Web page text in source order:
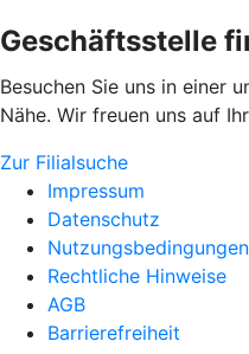
Geschäftsstelle
Besuchen Sie uns in einer
Nähe. Wir freuen uns auf
Zur Filialsuche
Impressum
Datenschutz
Nutzungsbedingungen
Rechtliche Hinweise
AGB
Barrierefreiheit